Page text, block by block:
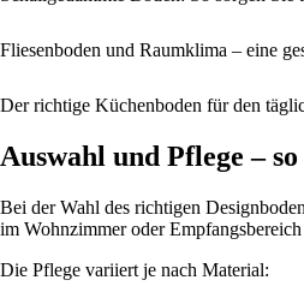
Fliesenboden und Raumklima – eine
Der richtige Küchenboden für den
Auswahl und Pflege –
Bei der Wahl des richtigen
im Wohnzimmer oder
Die Pflege variiert je nach Material: